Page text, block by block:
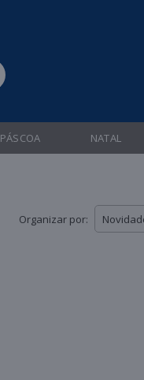
PÁSCOA NATAL
Organizar por: